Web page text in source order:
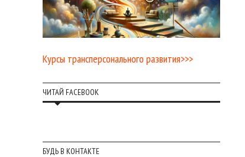
Курсы трансперсонального развития>>>
ЧИТАЙ FACEBOOK
БУДЬ В КОНТАКТЕ